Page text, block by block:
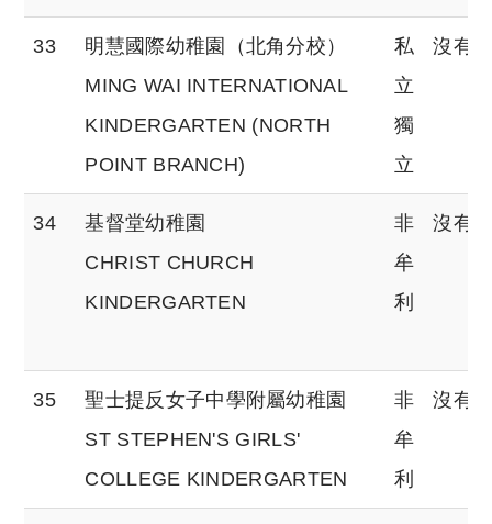
33
明慧國際幼稚園（北角分校）
MING WAI INTERNATIONAL
KINDERGARTEN (NORTH
POINT BRANCH)
私
立
獨
立
沒有
34
基督堂幼稚園
CHRIST CHURCH
KINDERGARTEN
非
牟
利
沒有
35
聖士提反女子中學附屬幼稚園
ST STEPHEN'S GIRLS'
COLLEGE KINDERGARTEN
非
牟
利
沒有